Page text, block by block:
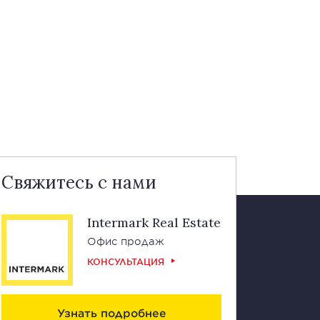
Свяжитесь с нами
Intermark Real Estate
Офис продаж
КОНСУЛЬТАЦИЯ
Узнать подробнее